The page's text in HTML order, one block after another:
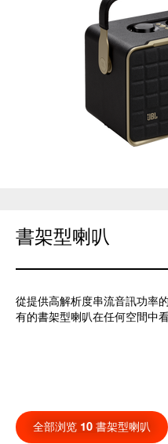
書架型喇叭
從提供高解析度串流音訊功率
有的書架型喇叭在任何空間中
全部浏览 10 書架型喇叭